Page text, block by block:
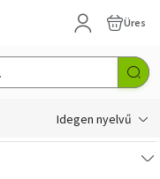
Üres
Idegen nyelvű